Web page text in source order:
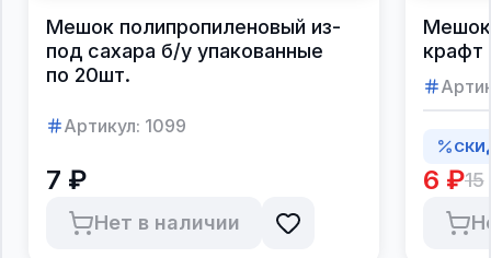
Мешок полипропиленовый из-
под сахара б/у упакованные
по 20шт.
Артикул: 1099
7 ₽
Нет в наличии
Мешок
крафт
6 ₽15